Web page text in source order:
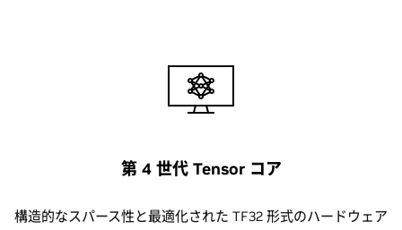
第 4 世代 Tensor コア
構造的なスパース性と最適化された TF32 形式のハードウェア